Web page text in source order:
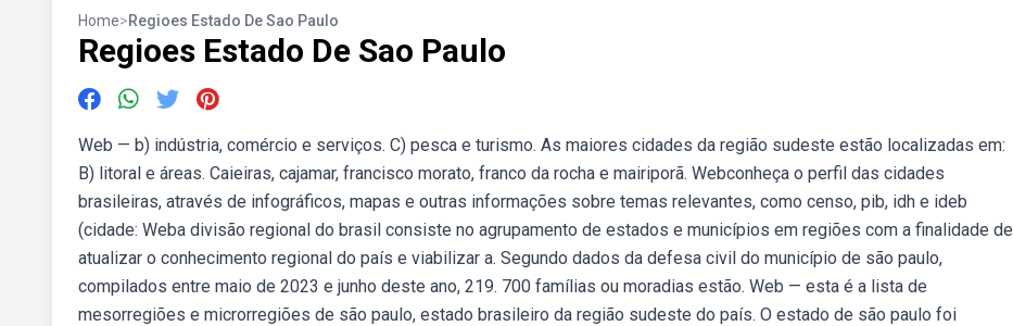
Home>Regioes Estado De Sao Paulo
Regioes Estado De Sao Paulo
Web — b) indústria, comércio e serviços. C) pesca e turismo. As maiores cidades da região sudeste estão localizadas em:
B) litoral e áreas. Caieiras, cajamar, francisco morato, franco da rocha e mairiporã. Webconheça o perfil das cidades
brasileiras, através de infográficos, mapas e outras informações sobre temas relevantes, como censo, pib, idh e ideb
(cidade: Weba divisão regional do brasil consiste no agrupamento de estados e municípios em regiões com a finalidade de
atualizar o conhecimento regional do país e viabilizar a. Segundo dados da defesa civil do município de são paulo,
compilados entre maio de 2023 e junho deste ano, 219. 700 famílias ou moradias estão. Web — esta é a lista de
mesorregiões e microrregiões de são paulo, estado brasileiro da região sudeste do país. O estado de são paulo foi